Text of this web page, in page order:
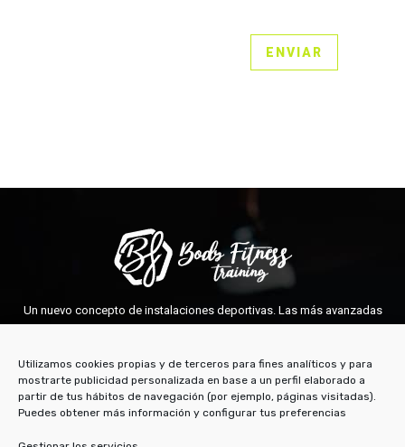
Utilizamos cookies propias y de terceros para fines analíticos y para
mostrarte publicidad personalizada en base a un perfil elaborado a
partir de tus hábitos de navegación (por ejemplo, páginas visitadas).
Puedes obtener más información y configurar tus preferencias
Un nuevo concepto de instalaciones deportivas. Las más avanzadas
BF TRAINING TORREJÓN
Avda. de Madrid, 70 - 28850 Torrejón de Ardoz (Madrid)
91 675 14 69